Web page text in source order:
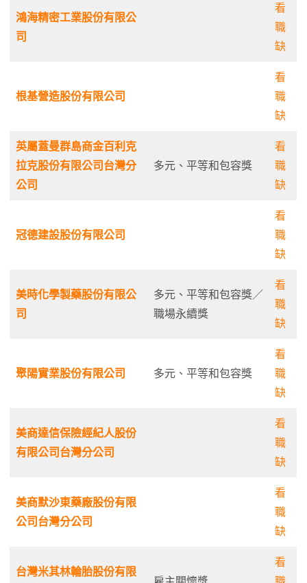
鴻海精密工業股份有限公
司
看
職
缺
根基營造股份有限公司
看
職
缺
英屬蓋曼群島商金百利克
拉克股份有限公司台灣分
公司
多元、平等和包容獎
看
職
缺
冠德建設股份有限公司
看
職
缺
美時化學製藥股份有限公
司
多元、平等和包容獎／
職場永續獎
看
職
缺
聚陽實業股份有限公司 多元、平等和包容獎
看
職
缺
美商達信保險經紀人股份
有限公司台灣分公司
看
職
缺
美商默沙東藥廠股份有限
公司台灣分公司
看
職
缺
台灣米其林輪胎股份有限
看